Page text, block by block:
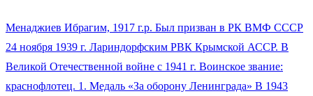
Менаджиев Ибрагим, 1917 г.р. Был призван в РК ВМФ СССР
24 ноября 1939 г. Лариндорфским РВК Крымской АССР. В
Великой Отечественной войне с 1941 г. Воинское звание:
краснофлотец. 1. Медаль «За оборону Ленинграда» В 1943